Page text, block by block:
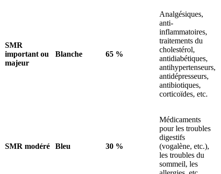
SMR
important ou
majeur
Blanche 65 %
Analgésiques,
anti-
inflammatoires,
traitements du
cholestérol,
antidiabétiques,
antihypertenseurs,
antidépresseurs,
antibiotiques,
corticoïdes, etc.
SMR modéré Bleu 30 %
Médicaments
pour les troubles
digestifs
(vogalène, etc.),
les troubles du
sommeil, les